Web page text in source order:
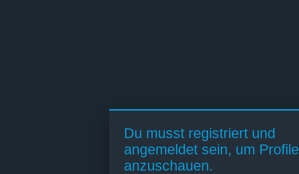
Du musst registriert und
angemeldet sein, um Profile
anzuschauen.